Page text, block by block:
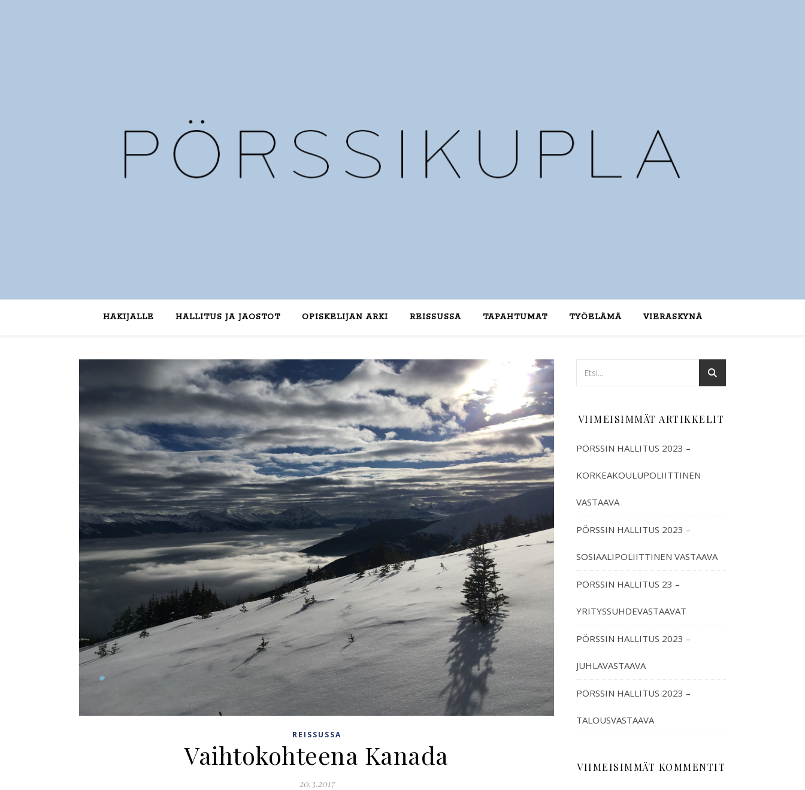
HAKIJALLE HALLITUS JA JAOSTOT OPISKELIJAN ARKI REISSUSSA TAPAHTUMAT TYÖELÄMÄ VIERASKYNÄ
REISSUSSA
Vaihtokohteena Kanada
20.3.2017
VIIMEISIMMÄT ARTIKKELIT
PÖRSSIN HALLITUS 2023 –
KORKEAKOULUPOLIITTINEN
VASTAAVA
PÖRSSIN HALLITUS 2023 –
SOSIAALIPOLIITTINEN VASTAAVA
PÖRSSIN HALLITUS 23 –
YRITYSSUHDEVASTAAVAT
PÖRSSIN HALLITUS 2023 –
JUHLAVASTAAVA
PÖRSSIN HALLITUS 2023 –
TALOUSVASTAAVA
VIIMEISIMMÄT KOMMENTIT